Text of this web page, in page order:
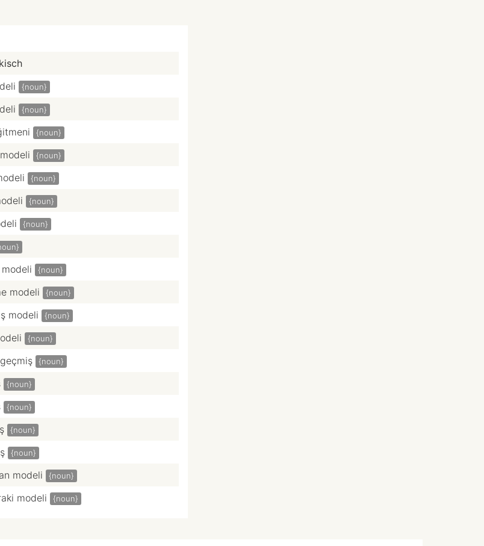
{noun}
{noun}
{noun}
{noun}
{noun}
{noun}
{noun}
{noun}
modeli {noun}
modeli {noun}
{noun}
{noun}
{noun}
{noun}
{noun}
{noun}
modeli {noun}
modeli {noun}